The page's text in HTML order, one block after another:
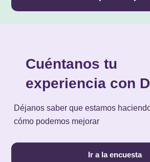
Cuéntanos tu
experiencia con
Déjanos saber que estamos
cómo podemos mejorar
Ir a la encuesta